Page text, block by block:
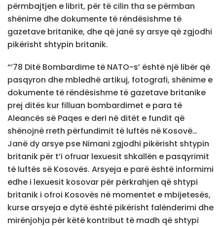
përmbajtjen e librit, për të cilin tha se përmban
shënime dhe dokumente të rëndësishme të
gazetave britanike, dhe që janë sy arsye që zgjodhi
pikërisht shtypin britanik.
“’78 Ditë Bombardime të NATO-s’ është një libër që
pasqyron dhe mbledhë artikuj, fotografi, shënime e
dokumente të rëndësishme të gazetave britanike
prej ditës kur filluan bombardimet e para të
Aleancës së Paqes e deri në ditët e fundit që
shënojnë rreth përfundimit të luftës në Kosovë…
Janë dy arsye pse Nimani zgjodhi pikërisht shtypin
britanik për t’i ofruar lexuesit shkallën e pasqyrimit
të luftës së Kosovës. Arsyeja e parë është informimi
edhe i lexuesit kosovar për përkrahjen që shtypi
britanik i ofroi Kosovës në momentet e mbijetesës,
kurse arsyeja e dytë është pikërisht falënderimi dhe
mirënjohja për këtë kontribut të madh që shtypi